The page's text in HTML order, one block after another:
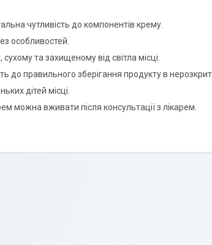
чутливість до компонентів крему.
особливостей.
та захищеному від світла місці.
до правильного зберігання продукту в
дітей місці.
можна вживати після консультації з лікарем.